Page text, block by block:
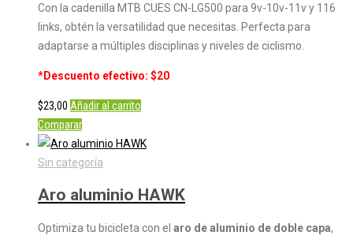
Con la cadenilla MTB CUES CN-LG500 para 9v-10v-11v y 116
links, obtén la versatilidad que necesitas. Perfecta para
adaptarse a múltiples disciplinas y niveles de ciclismo.
*Descuento efectivo: $20
$23,00 Añadir al carrito
Comparar
Sin categoría
Aro aluminio HAWK
Optimiza tu bicicleta con el aro de aluminio de doble capa,